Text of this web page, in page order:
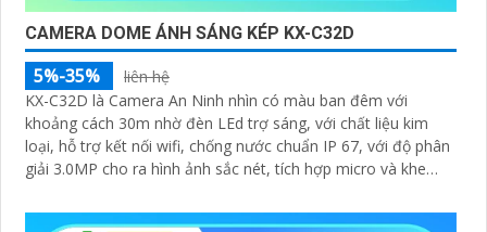
CAMERA DOME ÁNH SÁNG KÉP KX-C32D
5%-35%
liên hệ
KX-C32D là Camera An Ninh nhìn có màu ban đêm với
khoảng cách 30m nhờ đèn LEd trợ sáng, với chất liệu kim
loại, hỗ trợ kết nối wifi, chống nước chuẩn IP 67, với độ phân
giải 3.0MP cho ra hình ảnh sắc nét, tích hợp micro và khe